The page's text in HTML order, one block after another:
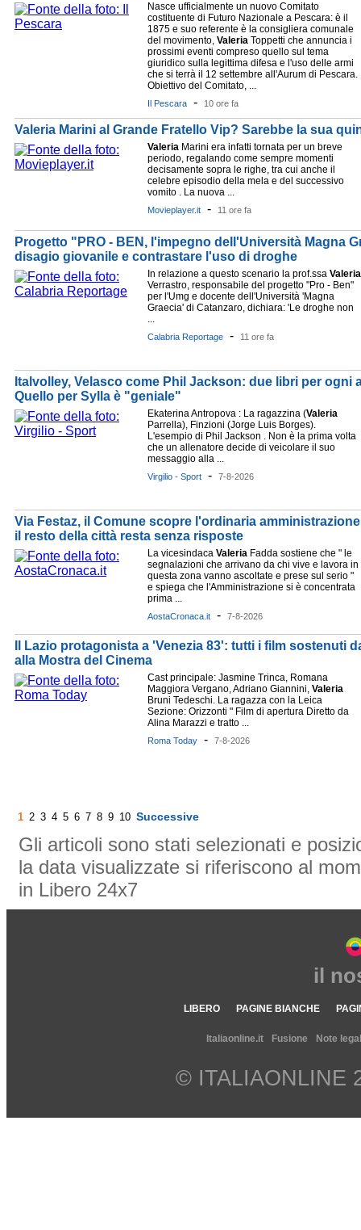
Nasce ufficialmente un nuovo Comitato
costituente di Futuro Nazionale a Pescara: è il
1875 e suo referente è la consigliera comunale
del movimento, Valeria Toppetti che annuncia i
prossimi eventi compreso quello sul tema
giuridico sulla legittima difesa e l'uso delle armi
che si terrà il 12 settembre all'Aurum di Pescara.
Obiettivo del Comitato, ...
Il Pescara - 10 ore fa
Valeria Marini al Grande Fratello Vip? Sarebbe la sua
Valeria Marini era infatti tornata per un breve
periodo, regalando come sempre momenti
decisamente sopra le righe, tra cui anche il
celebre episodio della mela e del successivo
vomito . La nuova ...
Movieplayer.it - 11 ore fa
Progetto "PRO - BEN, l'impegno dell'Università Magna
disagio giovanile e contrastare l'uso di droghe
In relazione a questo scenario la prof.ssa Valeria
Verrastro, responsabile del progetto "Pro - Ben"
per l'Umg e docente dell'Università 'Magna
Graecia' di Catanzaro, dichiara: 'Le droghe non
...
Calabria Reportage - 11 ore fa
Italvolley, Velasco come Phil Jackson: due libri per ogni
Quello per Sylla è "geniale"
Ekaterina Antropova : La ragazzina (Valeria
Parrella), Finzioni (Jorge Luis Borges).
L'esempio di Phil Jackson . Non è la prima volta
che un allenatore decide di veicolare il suo
messaggio alla ...
Virgilio - Sport - 7-8-2026
Via Festaz, il Comune scopre l'ordinaria
il resto della città resta senza risposte
La vicesindaca Valeria Fadda sostiene che " le
segnalazioni che arrivano da chi vive e lavora in
questa zona vanno ascoltate e prese sul serio "
e spiega che l'Amministrazione si è concentrata
prima ...
AostaCronaca.it - 7-8-2026
Il Lazio protagonista a 'Venezia 83': tutti i film sostenuti
alla Mostra del Cinema
Cast principale: Jasmine Trinca, Romana
Maggiora Vergano, Adriano Giannini, Valeria
Bruni Tedeschi. La ragazza con la Leica
Sezione: Orizzonti " Film di apertura Diretto da
Alina Marazzi e tratto ...
Roma Today - 7-8-2026
1 2 3 4 5 6 7 8 9 10 Successive
Gli articoli sono stati selezionati e
la data visualizzate si riferiscono al
in Libero 24x7
il
LIBERO PAGINE BIANCHE
Italiaonline.it Fusione Note
© ITALIAONLINE